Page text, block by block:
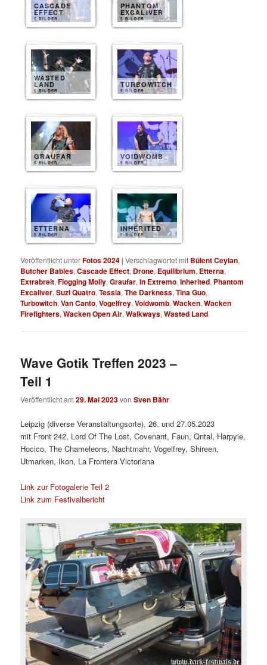
CASCADE
EFFECT
5 BILDER
PHANTOM
EXCALIVER
5 BILDER
WASTED
LAND
5 BILDER
TURBOWITCH
5 BILDER
GRAUFAR
5 BILDER
VOIDWOMB
5 BILDER
ETTERNA
5 BILDER
INHERITED
5 BILDER
Veröffentlicht unterFotos 2024 |Verschlagwortet mit Bülent Ceylan,
Butcher Babies,Cascade Effect, Drone, Equilibrium, Etterna,
Extrabreit,Flogging Molly,Graufar,In Extremo,Inherited, Phantom
Excaliver,Suzi Quatro,Tessia,The Darkness,Tina Guo,
Turbowitch,Van Canto,Vogelfrey,Voidwomb,Wacken,Wacken
Firefighters,Wacken Open Air,Walkways,Wasted Land
Wave Gotik Treffen 2023 –
Teil 1
Veröffentlicht am29. Mai 2023vonSven Bähr
Leipzig (diverse Veranstaltungsorte), 26. und 27.05.2023
mit Front 242, Lord Of The Lost, Covenant, Faun, Qntal, Harpyie,
Hocico, The Chameleons, Nachtmahr, Vogelfrey, Shireen,
Utmarken, Ikon, La Frontera Victoriana
Link zur Fotogalerie Teil 2
Link zum Festivalbericht